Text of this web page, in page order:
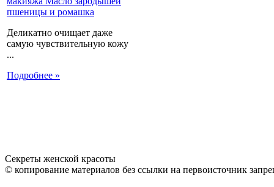
Деликатно очищает даже
самую чувствительную кожу
...
Подробнее »
Секреты женской красоты
© копирование материалов без ссылки на первоисточник